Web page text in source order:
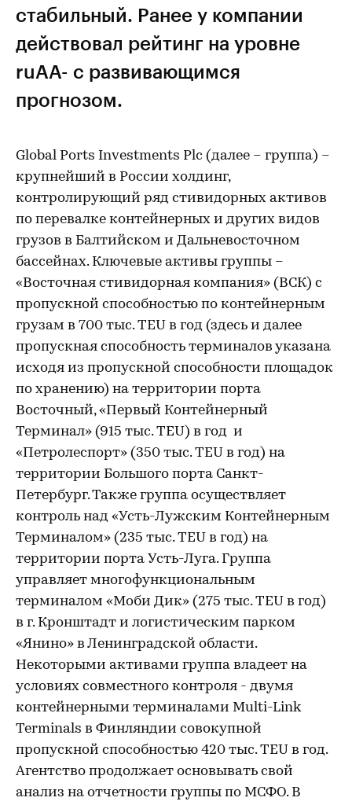
стабильный. Ранее у компании
действовал рейтинг на уровне
ruAA- с развивающимся
прогнозом.
Global Ports Investments Plc (далее – группа) –
крупнейший в России холдинг,
контролирующий ряд стивидорных активов
по перевалке контейнерных и других видов
грузов в Балтийском и Дальневосточном
бассейнах. Ключевые активы группы –
«Восточная стивидорная компания» (ВСК) с
пропускной способностью по контейнерным
грузам в 700 тыс. TEU в год (здесь и далее
пропускная способность терминалов указана
исходя из пропускной способности площадок
по хранению) на территории порта
Восточный, «Первый Контейнерный
Терминал» (915 тыс. TEU) в год и
«Петролеспорт» (350 тыс. TEU в год) на
территории Большого порта Санкт-
Петербург. Также группа осуществляет
контроль над «Усть-Лужским Контейнерным
Терминалом» (235 тыс. TEU в год) на
территории порта Усть-Луга. Группа
управляет многофункциональным
терминалом «Моби Дик» (275 тыс. TEU в год)
в г. Кронштадт и логистическим парком
«Янино» в Ленинградской области.
Некоторыми активами группа владеет на
условиях совместного контроля - двумя
контейнерными терминалами Multi-Link
Terminals в Финляндии совокупной
пропускной способностью 420 тыс. TEU в год.
Агентство продолжает основывать свой
анализ на отчетности группы по МСФО. В